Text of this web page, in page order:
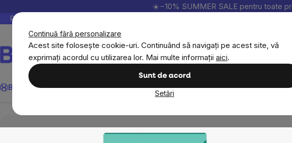
Continuă fără personalizare
Acest site folosește cookie-uri. Continuând să navigați pe acest site, vă
exprimați acordul cu utilizarea lor. Mai multe informații aici.
Sunt de acord
Setări
☀️−10% SUMMER SALE pentru toate
Peste 200.000 de recenzii verificate Produsele noastre sunt testate
Căutare
BrainMax
SportImunitateFemeiBărbațiCopiiObiectiveNoutățiSuplimente
Garden of